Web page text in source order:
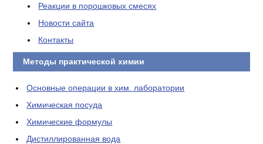
Реакции в порошковых смесях
Новости сайта
Контакты
Методы практической химии
Основные операции в хим. лаборатории
Химическая посуда
Химические формулы
Дистиллированная вода